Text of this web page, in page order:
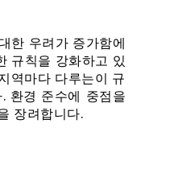
한 우려가 증가함에
규칙을 강화하고 있
역마다 다루는이 규
환경 준수에 중점을
장려합니다.